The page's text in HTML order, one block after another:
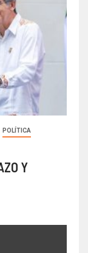
POLÍTICA
Y